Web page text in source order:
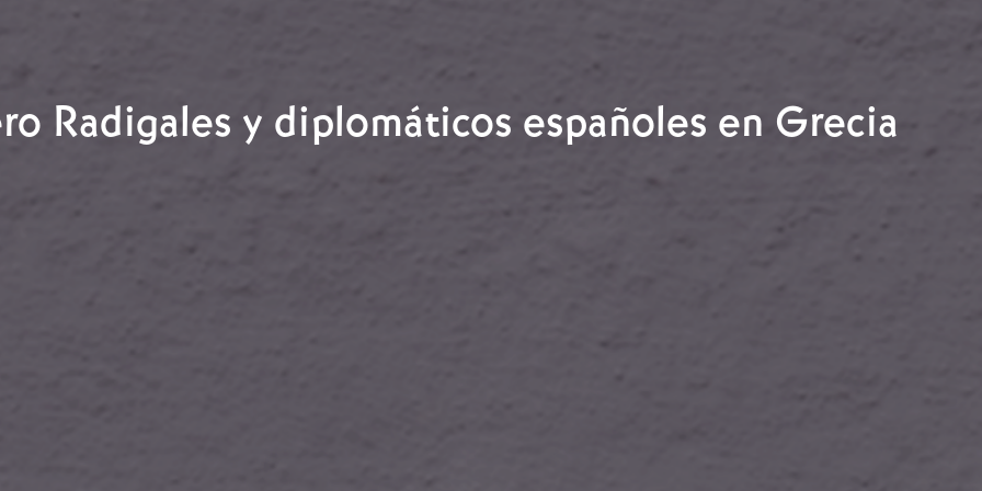
campanas
Radigales y diplomáticos españoles en Grecia
Radigales y diplomáticos españoles en Grecia